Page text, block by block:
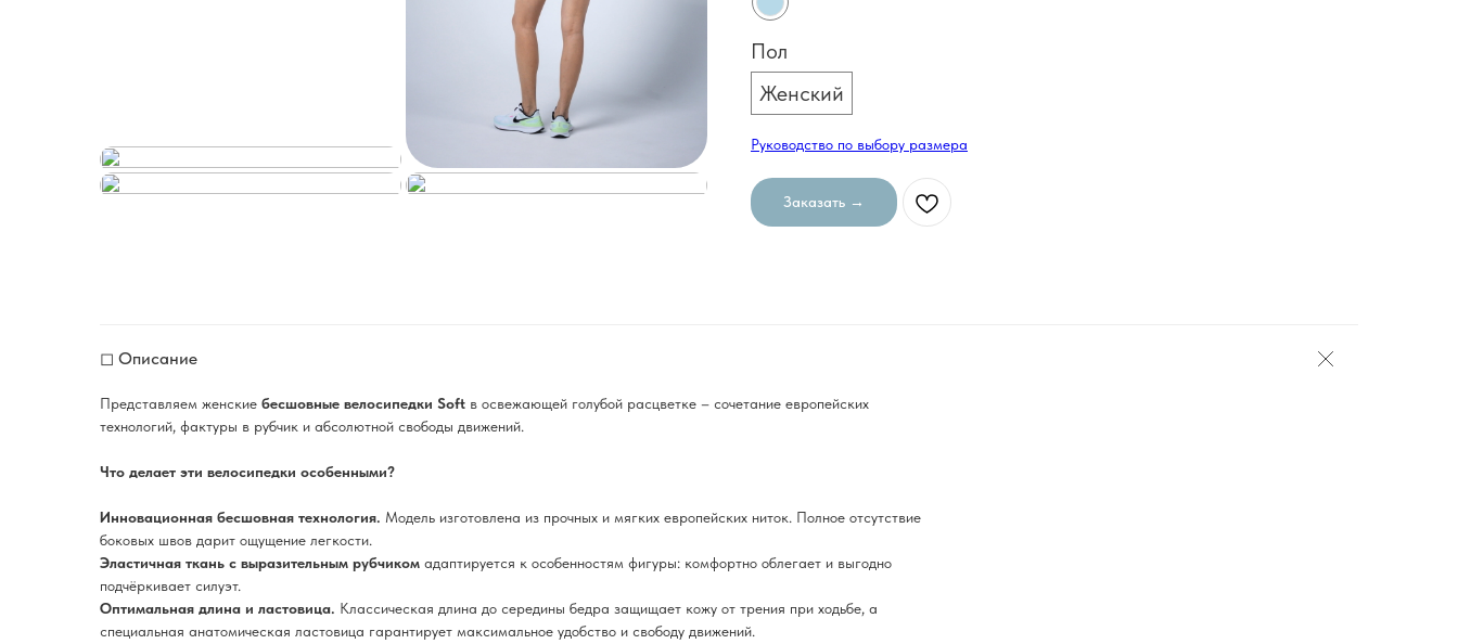
Пол
Женский
Руководство по выбору размера
Заказать →
◻ Описание
Представляем женские бесшовные велосипедки Soft в освежающей голубой расцветке – сочетание европейских
технологий, фактуры в рубчик и абсолютной свободы движений.
Что делает эти велосипедки особенными?
Инновационная бесшовная технология. Модель изготовлена из прочных и мягких европейских ниток. Полное отсутствие
боковых швов дарит ощущение легкости.
Эластичная ткань с выразительным рубчиком адаптируется к особенностям фигуры: комфортно облегает и выгодно
подчёркивает силуэт.
Оптимальная длина и ластовица. Классическая длина до середины бедра защищает кожу от трения при ходьбе, а
специальная анатомическая ластовица гарантирует максимальное удобство и свободу движений.